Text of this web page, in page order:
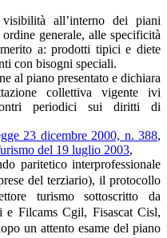
all’interno dei piani
generale, alle specificità
a: prodotti tipici e diete
con bisogni speciali.
al piano presentato e dichiara
collettiva vigente ivi
periodici sui diritti di
23 dicembre 2000, n. 388,
del 19 luglio 2003,
paritetico interprofessionale
del terziario), il protocollo
turismo sottoscritto da
e Filcams Cgil, Fisascat Cisl,
un attento esame del piano